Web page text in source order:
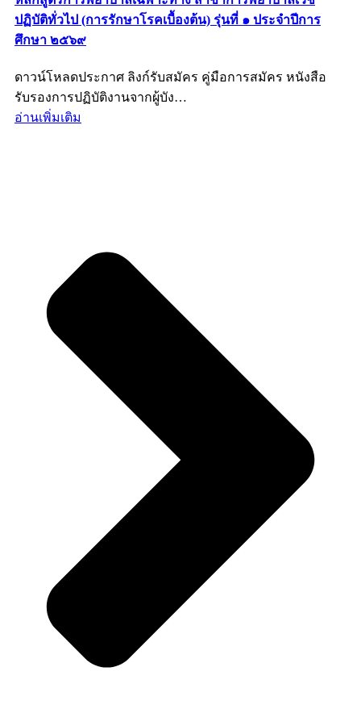
ปฏิบัติทั่วไป (การรักษาโรคเบื้องต้น) รุ่นที่ ๑ ประจำปีการ
ศึกษา ๒๕๖๙
ดาวน์โหลดประกาศ ลิงก์รับสมัคร คู่มือการสมัคร หนังสือ
รับรองการปฏิบัติงานจากผู้บัง…
อ่านเพิ่มเติม